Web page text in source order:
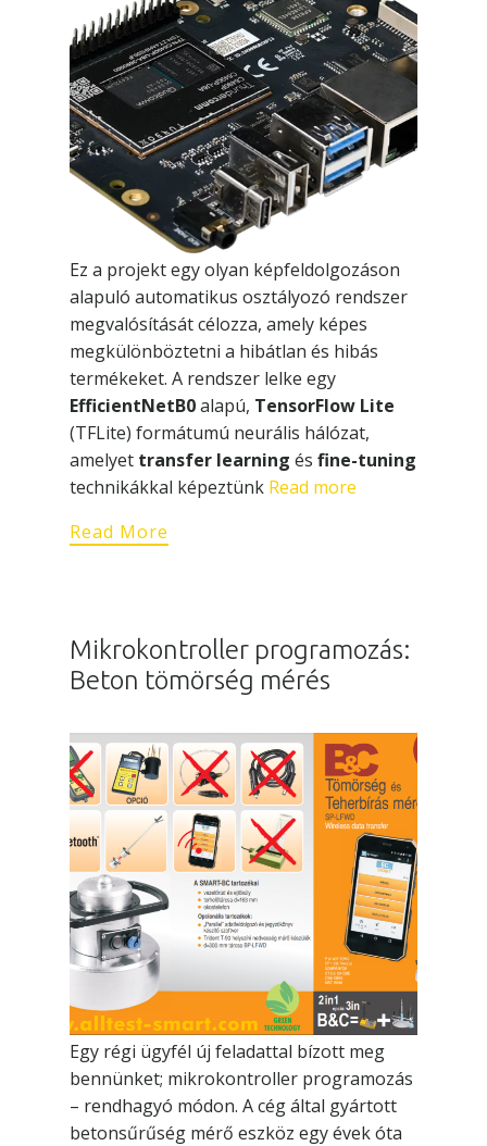
Ez a projekt egy olyan képfeldolgozáson
alapuló automatikus osztályozó rendszer
megvalósítását célozza, amely képes
megkülönböztetni a hibátlan és hibás
termékeket. A rendszer lelke egy
EfficientNetB0alapú, TensorFlow Lite
(TFLite) formátumú neurális hálózat,
amelyet transfer learning és fine-tuning
technikákkal képeztünk Read more
Read More
Mikrokontroller programozás:
Beton tömörség mérés
Egy régi ügyfél új feladattal bízott meg
bennünket; mikrokontroller programozás
– rendhagyó módon. A cég által gyártott
betonsűrűség mérő eszköz egy évek óta